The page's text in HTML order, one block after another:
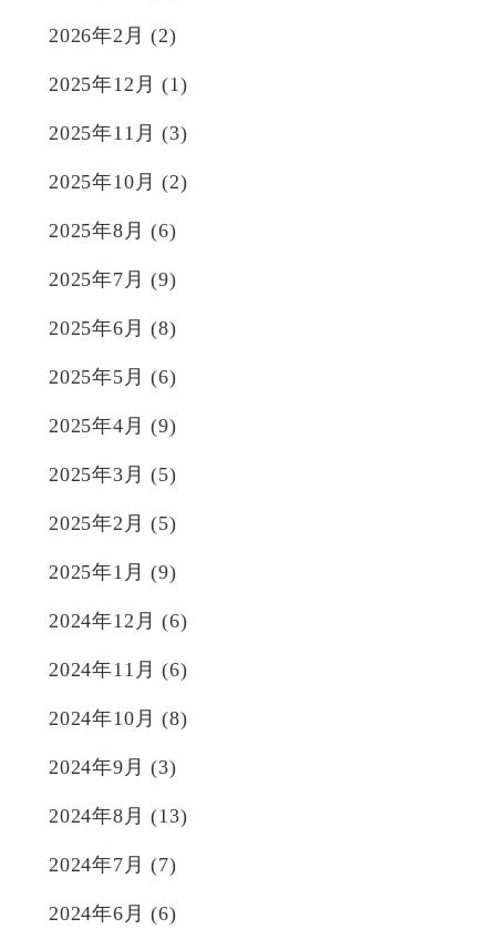
2026年2月 (2)
2025年12月 (1)
2025年11月 (3)
2025年10月 (2)
2025年8月 (6)
2025年7月 (9)
2025年6月 (8)
2025年5月 (6)
2025年4月 (9)
2025年3月 (5)
2025年2月 (5)
2025年1月 (9)
2024年12月 (6)
2024年11月 (6)
2024年10月 (8)
2024年9月 (3)
2024年8月 (13)
2024年7月 (7)
2024年6月 (6)